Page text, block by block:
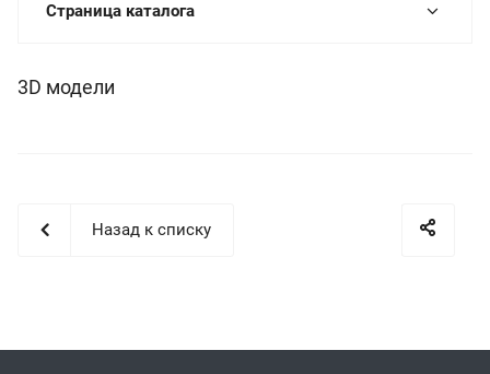
Страница каталога
3D модели
Назад к списку